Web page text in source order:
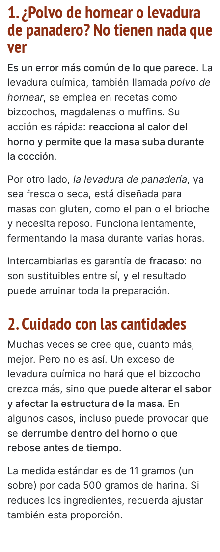
1. ¿Polvo de hornear o levadura
de panadero? No tienen nada que
ver
Es un error más común de lo que parece. La
levadura química, también llamada polvo de
hornear, se emplea en recetas como
bizcochos, magdalenas o muffins. Su
acción es rápida: reacciona al calor del
horno y permite que la masa suba durante
la cocción.
Por otro lado, la levadura de panadería, ya
sea fresca o seca, está diseñada para
masas con gluten, como el pan o el brioche
y necesita reposo. Funciona lentamente,
fermentando la masa durante varias horas.
Intercambiarlas es garantía de fracaso: no
son sustituibles entre sí, y el resultado
puede arruinar toda la preparación.
2. Cuidado con las cantidades
Muchas veces se cree que, cuanto más,
mejor. Pero no es así. Un exceso de
levadura química no hará que el bizcocho
crezca más, sino que puede alterar el sabor
y afectar la estructura de la masa. En
algunos casos, incluso puede provocar que
se derrumbe dentro del horno o que
rebose antes de tiempo.
La medida estándar es de 11 gramos (un
sobre) por cada 500 gramos de harina. Si
reduces los ingredientes, recuerda ajustar
también esta proporción.